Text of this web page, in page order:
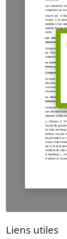
Liens utiles